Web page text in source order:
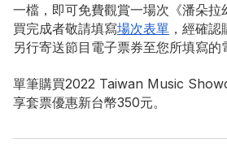
一檔，即可免費觀賞一場次《潘朵拉
買完成者敬請填寫場次表單 ，經確
另行寄送節目電子票券至您所填寫的
單筆購買2022 Taiwan Music
享套票優惠新台幣350元。